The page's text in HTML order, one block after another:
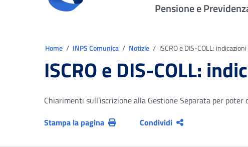
Pensione e
Home INPS Comunica Notizie ISCRO e DIS-COLL:
ISCRO e DIS-COLL:
Chiarimenti sull’iscrizione alla Gestione Separata per
Stampa la pagina
Condividi